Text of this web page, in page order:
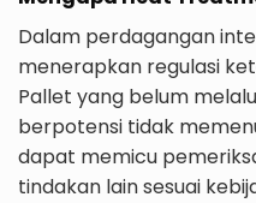
Dalam perdagangan
menerapkan regulasi
Pallet yang belum
berpotensi tidak
dapat memicu
tindakan lain sesuai